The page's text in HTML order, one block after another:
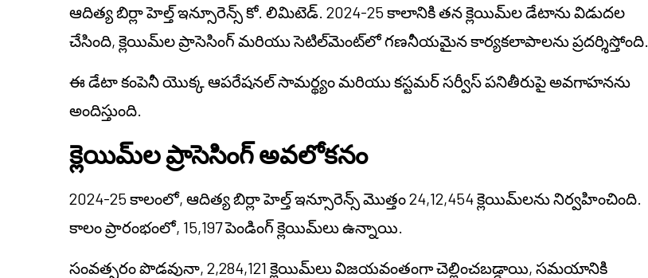
ఆదిత్య బిర్లా హెల్త్ ఇన్సూరెన్స్ కో. లిమిటెడ్. 2024-25 కాలానికి తన క్లెయిమ్‌ల డేటాను విడుదల
చేసింది, క్లెయిమ్‌ల ప్రాసెసింగ్ మరియు సెటిల్‌మెంట్‌లో గణనీయమైన కార్యకలాపాలను ప్రదర్శిస్తోంది.
ఈ డేటా కంపెనీ యొక్క ఆపరేషనల్ సామర్థ్యం మరియు కస్టమర్ సర్వీస్ పనితీరుపై అవగాహనను
అందిస్తుంది.
క్లెయిమ్‌ల ప్రాసెసింగ్ అవలోకనం
2024-25 కాలంలో, ఆదిత్య బిర్లా హెల్త్ ఇన్సూరెన్స్ మొత్తం 24,12,454 క్లెయిమ్‌లను నిర్వహించింది.
కాలం ప్రారంభంలో, 15,197 పెండింగ్ క్లెయిమ్‌లు ఉన్నాయి.
సంవత్సరం పొడవునా, 2,284,121 క్లెయిమ్‌లు విజయవంతంగా చెల్లించబడ్డాయి, సమయానికి